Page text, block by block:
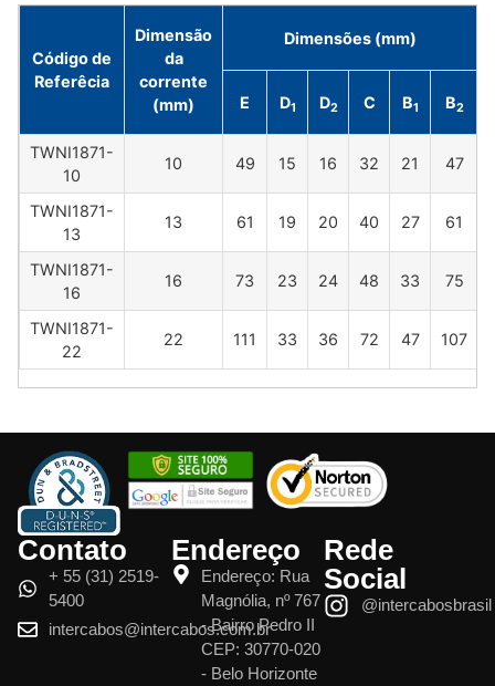
Código de
Referêcia
Dimensão
da
corrente
(mm)
Dimensões (mm)
E D1 D2 C B1 B2
TWNI1871-
10
10 49 15 16 32 21 47
TWNI1871-
13
13 61 19 20 40 27 61
TWNI1871-
16
16 73 23 24 48 33 75
TWNI1871-
22
22 111 33 36 72 47 107
Contato
+ 55 (31) 2519-
5400
intercabos@intercabos.com.br
Endereço
Endereço: Rua
Magnólia, nº 767
- Bairro Pedro II
CEP: 30770-020
- Belo Horizonte
Rede
Social
@intercabosbrasil